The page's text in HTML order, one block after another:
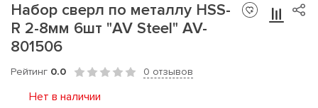
Набор сверл по металлу HSS-
R 2-8мм 6шт "AV Steel" AV-
801506
Рейтинг 0.0 0 отзывов
Нет в наличии